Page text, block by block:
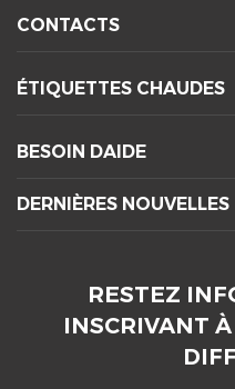
CONTACTS
ÉTIQUETTES CHAUDES
BESOIN DAIDE
DERNIÈRES NOUVELLES
RESTEZ
INSCRIVANT